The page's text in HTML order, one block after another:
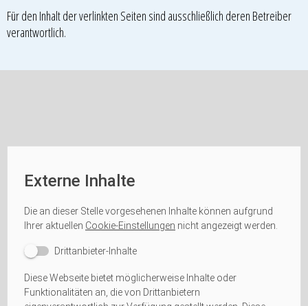
Für den Inhalt der verlinkten Seiten sind ausschließlich deren Betreiber
verantwortlich.
Externe Inhalte
Die an dieser Stelle vorgesehenen Inhalte können aufgrund
Ihrer aktuellen Cookie-Einstellungen nicht angezeigt werden.
Drittanbieter-Inhalte
Diese Webseite bietet möglicherweise Inhalte oder
Funktionalitäten an, die von Drittanbietern